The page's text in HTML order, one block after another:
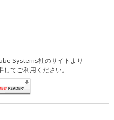
Systems社のサイトより
てご利用ください。